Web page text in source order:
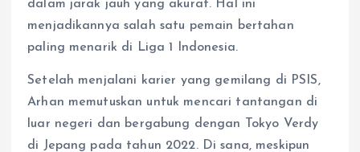
dalam jarak jauh yang akurat. Hal ini
menjadikannya salah satu pemain bertahan
paling menarik di Liga 1 Indonesia.
Setelah menjalani karier yang gemilang di PSIS,
Arhan memutuskan untuk mencari tantangan di
luar negeri dan bergabung dengan Tokyo Verdy
di Jepang pada tahun 2022. Di sana, meskipun